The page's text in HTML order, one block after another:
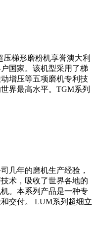
梯形磨粉机享誉澳大利
国家。该机型采用了梯
增压等五项磨机专利技
界最高水平。TGM系列
几年的磨机生产经验，
术，吸收了世界各地的
。本系列产品是一种专
交付。 LUM系列超细立